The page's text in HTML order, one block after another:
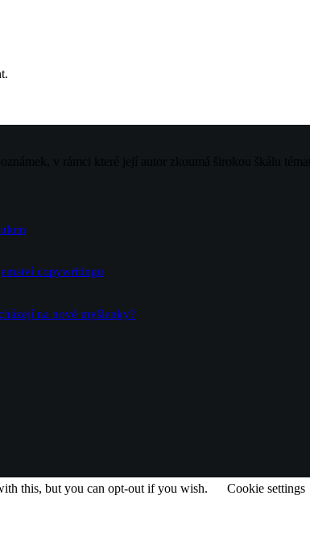
v rámci které její autor zkoumá širokou škálu
copywritingu
na nové myšlenky?
this, but you can opt-out if you wish. Cookie settings